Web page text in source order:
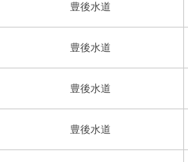
豊後水道
豊後水道
豊後水道
豊後水道